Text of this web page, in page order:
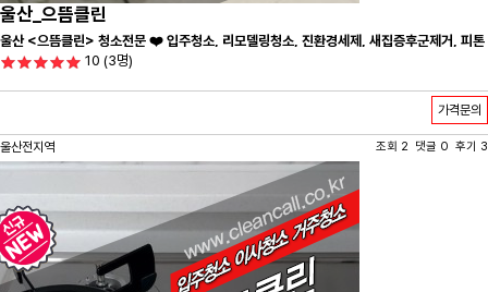
울산_으뜸클린
울산 <으뜸클린> 청소전문 ❤️ 입주청소, 리모델링청소, 진환경세제, 새집증후군제거, 피톤
치드시공 전문 청소 업체 ❤️
10 (3명)
가격문의
울산전지역 조회 2 댓글 0 후기 3